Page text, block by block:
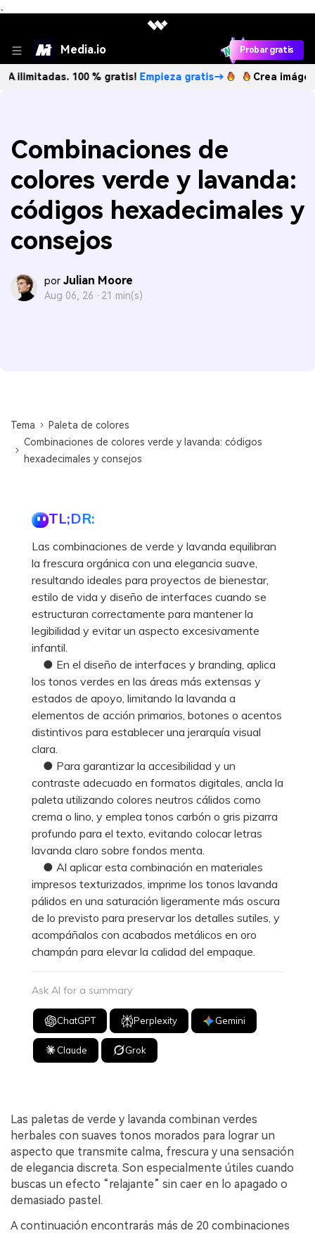
、
Media.io Probar gratis
100 % gratis!Empieza gratis→ Crea imágenes IA
Combinaciones de
colores verde y lavanda:
códigos hexadecimales y
consejos
por Julian Moore
Aug 06, 26 · 21 min(s)
Tema
Paleta de colores
Combinaciones de colores verde y lavanda: códigos
hexadecimales y consejos
TL;DR:
Las combinaciones de verde y lavanda equilibran
la frescura orgánica con una elegancia suave,
resultando ideales para proyectos de bienestar,
estilo de vida y diseño de interfaces cuando se
estructuran correctamente para mantener la
legibilidad y evitar un aspecto excesivamente
infantil.
● En el diseño de interfaces y branding, aplica
los tonos verdes en las áreas más extensas y
estados de apoyo, limitando la lavanda a
elementos de acción primarios, botones o acentos
distintivos para establecer una jerarquía visual
clara.
● Para garantizar la accesibilidad y un
contraste adecuado en formatos digitales, ancla la
paleta utilizando colores neutros cálidos como
crema o lino, y emplea tonos carbón o gris pizarra
profundo para el texto, evitando colocar letras
lavanda claro sobre fondos menta.
● Al aplicar esta combinación en materiales
impresos texturizados, imprime los tonos lavanda
pálidos en una saturación ligeramente más oscura
de lo previsto para preservar los detalles sutiles, y
acompáñalos con acabados metálicos en oro
champán para elevar la calidad del empaque.
Ask AI for a summary
ChatGPT Perplexity Gemini
Claude Grok
Las paletas de verde y lavanda combinan verdes
herbales con suaves tonos morados para lograr un
aspecto que transmite calma, frescura y una sensación
de elegancia discreta. Son especialmente útiles cuando
buscas un efecto “relajante” sin caer en lo apagado o
demasiado pastel.
A continuación encontrarás más de 20 combinaciones